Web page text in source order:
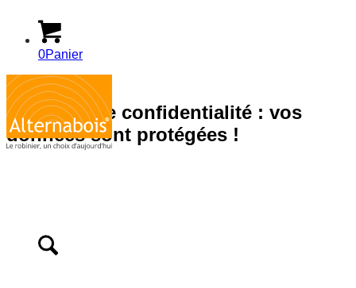
0Panier
Politique de confidentialité : vos
données sont protégées !